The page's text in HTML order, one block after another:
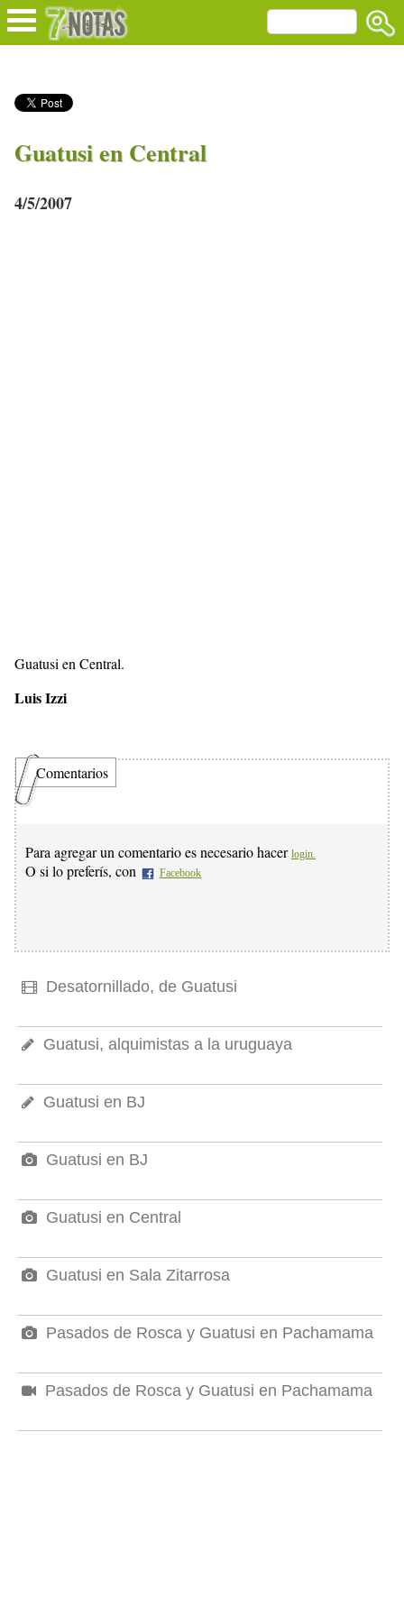
Guatusi en Central
4/5/2007
Guatusi en Central.
Luis Izzi
Comentarios
Para agregar un comentario es necesario hacer login.
O si lo preferís, con Facebook
Desatornillado, de Guatusi
Guatusi, alquimistas a la uruguaya
Guatusi en BJ
Guatusi en BJ
Guatusi en Central
Guatusi en Sala Zitarrosa
Pasados de Rosca y Guatusi en Pachamama
Pasados de Rosca y Guatusi en Pachamama